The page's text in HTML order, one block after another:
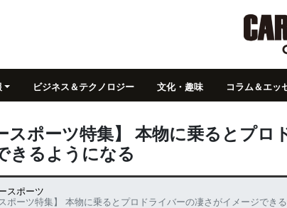
ビジネス＆テクノロジー 文化・趣味 コラム＆エッ
スポーツ特集】 本物に乗るとプロ
きるようになる
スポーツ
スポーツ特集】 本物に乗るとプロドライバーの凄さがイメージでき